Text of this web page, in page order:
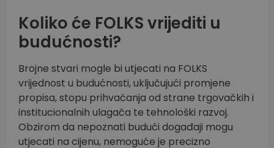
Koliko će FOLKS vrijediti u
budućnosti?
Brojne stvari mogle bi utjecati na FOLKS
vrijednost u budućnosti, uključujući promjene
propisa, stopu prihvaćanja od strane trgovačkih i
institucionalnih ulagača te tehnološki razvoj.
Obzirom da nepoznati budući događaji mogu
utjecati na cijenu, nemoguće je precizno